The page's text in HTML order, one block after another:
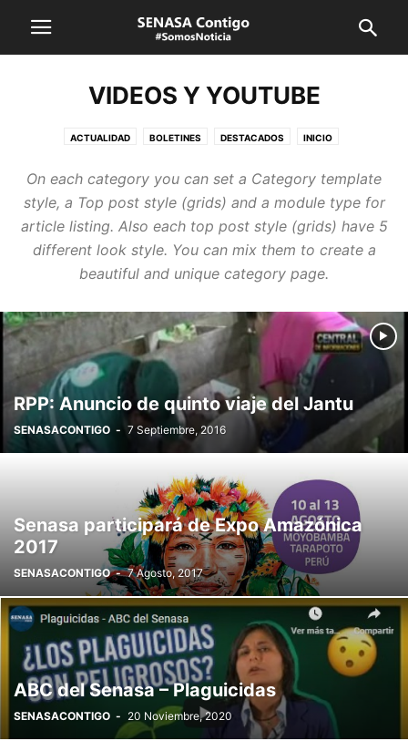
VIDEOS Y YOUTUBE
ACTUALIDAD BOLETINES DESTACADOS INICIO
NOTICIAS LOCALES REGIONES ÚLTIMAS NOTICIAS
VIDEOS Y YOUTUBE
On each category you can set a Category template
style, a Top post style (grids) and a module type for
article listing. Also each top post style (grids) have 5
different look style. You can mix them to create a
beautiful and unique category page.
RPP: Anuncio de quinto viaje del Jantu
SENASACONTIGO - 7 Septiembre, 2016
Senasa participará de Expo Amazónica
2017
SENASACONTIGO - 7 Agosto, 2017
ABC del Senasa – Plaguicidas
SENASACONTIGO - 20 Noviembre, 2020